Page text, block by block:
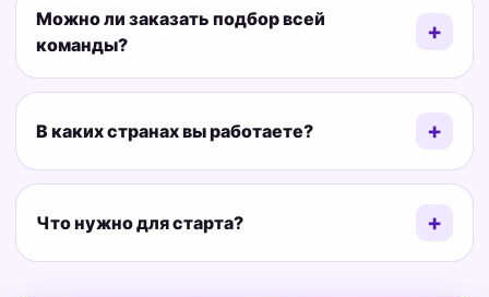
Можно ли заказать подбор всей
команды?
В каких странах вы работаете?
Что нужно для старта?